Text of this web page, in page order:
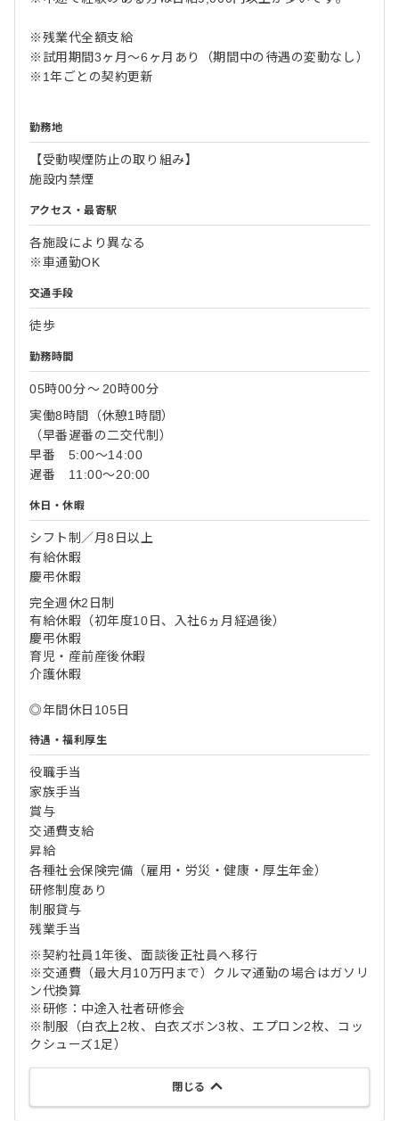
※残業代全額支給
※試用期間3ヶ月～6ヶ月あり（期間中の待遇の変動なし）
※1年ごとの契約更新
勤務地
【受動喫煙防止の取り組み】
施設内禁煙
アクセス・最寄駅
各施設により異なる
※車通勤OK
交通手段
徒歩
勤務時間
05時00分〜 20時00分
実働8時間（休憩1時間）
（早番遅番の二交代制）
早番 5:00～14:00
遅番 11:00～20:00
休日・休暇
シフト制／月8日以上
有給休暇
慶弔休暇
完全週休2日制
有給休暇（初年度10日、入社6ヵ月経過後）
慶弔休暇
育児・産前産後休暇
介護休暇
◎年間休日105日
待遇・福利厚生
役職手当
家族手当
賞与
交通費支給
昇給
各種社会保険完備（雇用・労災・健康・厚生年金）
研修制度あり
制服貸与
残業手当
※契約社員1年後、面談後正社員へ移行
※交通費（最大月10万円まで）クルマ通勤の場合はガソリ
ン代換算
※研修：中途入社者研修会
※制服（白衣上2枚、白衣ズボン3枚、エプロン2枚、コッ
クシューズ1足）
閉じる